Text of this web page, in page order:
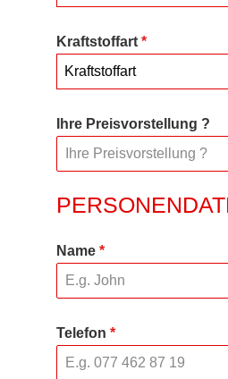
Kraftstoffart *
Kraftstoffart
Ihre Preisvorstellung ?
Name *
Telefon *